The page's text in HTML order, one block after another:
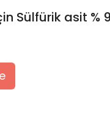
Sülfürik asit %